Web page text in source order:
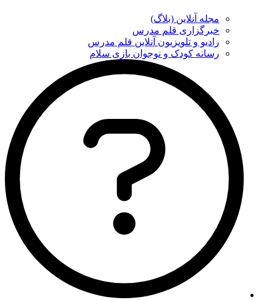
مجله آنلاین (بلاگ)
خبرگزاری قلم مدرس
رادیو و تلویزیون آنلاین قلم مدرس
رسانه کودک و نوجوان بازی سلام